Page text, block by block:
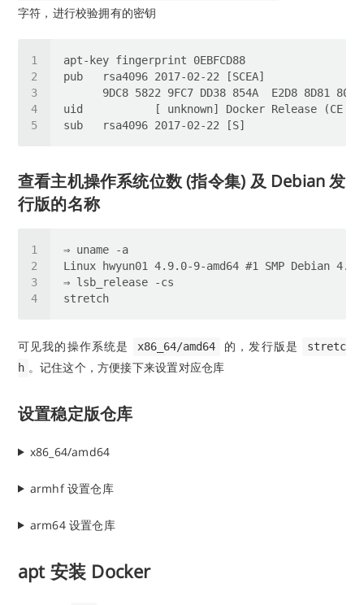
字符，进行校验拥有的密钥
查看主机操作系统位数 (指令集) 及 Debian 发
行版的名称
可见我的操作系统是 x86_64/amd64 的，发行版是
stretc
h 。记住这个，方便接下来设置对应仓库
设置稳定版仓库
x86_64/amd64
armhf 设置仓库
arm64 设置仓库
apt 安装 Docker